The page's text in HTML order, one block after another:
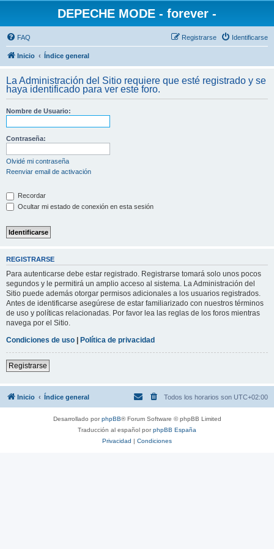
DEPECHE MODE - forever -
FAQ Identificarse
Registrarse
Inicio Índice general
La Administración del Sitio requiere que esté registrado y se
haya identificado para ver este foro.
Nombre de Usuario:
Contraseña:
Olvidé mi contraseña
Reenviar email de activación
Recordar
Ocultar mi estado de conexión en esta sesión
REGISTRARSE
Para autenticarse debe estar registrado. Registrarse tomará solo unos pocos
segundos y le permitirá un amplio acceso al sistema. La Administración del
Sitio puede además otorgar permisos adicionales a los usuarios registrados.
Antes de identificarse asegúrese de estar familiarizado con nuestros términos
de uso y políticas relacionadas. Por favor lea las reglas de los foros mientras
navega por el Sitio.
Condiciones de uso | Política de privacidad
Registrarse
Inicio Índice general Todos los horarios son UTC+02:00
Desarrollado porphpBB® Forum Software © phpBB Limited
Traducción al español porphpBB España
Privacidad | Condiciones